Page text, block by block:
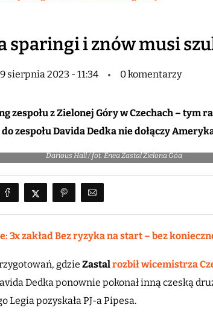
sparingi i znów musi
sierpnia 2023 - 11:34 0 komentarzy
zespołu z Zielonej Góry w Czechach – tym
do zespołu Davida Dedka nie dołączy
Darious Hall / fot. Enea Zastal Zielona Góa
3x zakład Bez ryzyka na start – bez
gdzie Zastalrozbił wicemistrza
Dedka ponownie pokonał inną czeską
Legia pozyskała PJ-a Pipesa.